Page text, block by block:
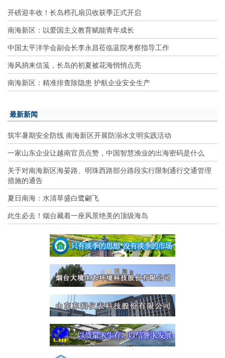
开磅迎丰收！长岛栉孔扇贝收获季正式开启
南海新区：以爱国主义教育赋能青年成长
中国太平洋学会副会长李永昌莅临蓝院考察指导工作
海风捎来信笺，长岛的初夏被花海悄悄点亮
南海新区：精准排查除隐患 护航企业安全生产
最新新闻
筑牢暑期安全防线 南海新区开展防溺水文明实践活动
一家山东企业让越南官员点赞，中国智慧渔业的出海密码是什么
关于对南海新区海晏路、明珠西路部分路段实行限制通行交通管理
措施的通告
夏日南海：水清草盛白鹭翩飞
此生必去！烟台藏着一座风景绝美的顶级海岛